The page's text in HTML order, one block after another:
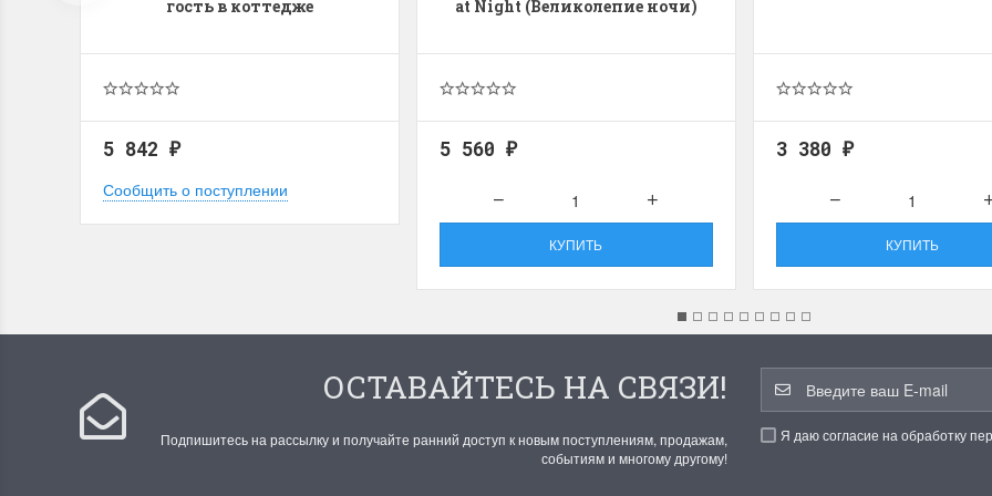
гость в коттедже
5 842 ₽
Сообщить о поступлении
at Night (Великолепие ночи)
5 560 ₽
КУПИТЬ
3 380 ₽
КУПИТЬ
ОСТАВАЙТЕСЬ НА СВЯЗИ!
Подпишитесь на рассылку и получайте ранний доступ к новым поступлениям, продажам,
событиям и многому другому!
Я даю согласие на обработку